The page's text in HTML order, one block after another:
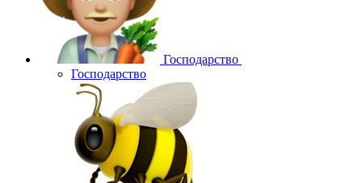
Господарство
Господарство